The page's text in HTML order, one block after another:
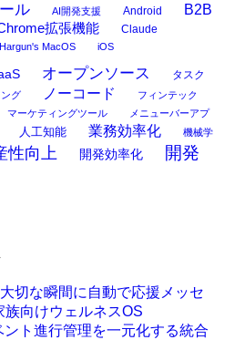
ル AI開発支援 Android
B2B
拡張機能 Claude
Hargun's MacOS iOS
オープンソース
タスク
グ ノーコード フィンテック
マーケティングツール
メニューバーアプ
人工知能 業務効率化 機械学
性向上 開発効率化
開発
切な瞬間に自動で応援メッセ
族向けウェルネスOS
ント進行管理を一元化する統合